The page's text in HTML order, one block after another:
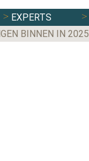
EXPERTS
BINNEN IN 2025